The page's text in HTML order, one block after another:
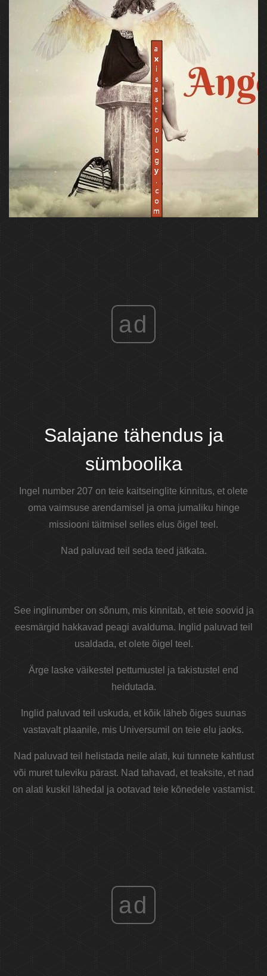
ad
Salajane tähendus ja
sümboolika
Ingel number 207 on teie kaitseinglite kinnitus, et olete
oma vaimsuse arendamisel ja oma jumaliku hinge
missiooni täitmisel selles elus õigel teel.
Nad paluvad teil seda teed jätkata.
See inglinumber on sõnum, mis kinnitab, et teie soovid ja
eesmärgid hakkavad peagi avalduma. Inglid paluvad teil
usaldada, et olete õigel teel.
Ärge laske väikestel pettumustel ja takistustel end
heidutada.
Inglid paluvad teil uskuda, et kõik läheb õiges suunas
vastavalt plaanile, mis Universumil on teie elu jaoks.
Nad paluvad teil helistada neile alati, kui tunnete kahtlust
või muret tuleviku pärast. Nad tahavad, et teaksite, et nad
on alati kuskil lähedal ja ootavad teie kõnedele vastamist.
ad